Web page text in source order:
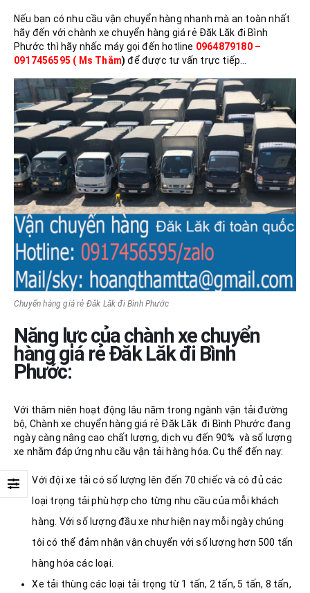
Nếu bạn có nhu cầu vận chuyển hàng nhanh mà an toàn nhất
hãy đến với chành xe chuyển hàng giá rẻ Đăk Lăk đi Bình
Phước thì hãy nhấc máy gọi đến hotline 0964879180 –
0917456595 ( Ms Thắm)để được tư vấn trực tiếp…
Chuyển hàng giá rẻ Đăk Lăk đi Bình Phước
Năng lực của chành xe chuyển
hàng giá rẻ Đăk Lăk đi Bình
Phước:
Với thâm niên hoạt động lâu năm trong ngành vận tải đường
bộ, Chành xe chuyển hàng giá rẻ Đăk Lăk đi Bình Phước đang
ngày càng nâng cao chất lượng, dịch vụ đến 90% và số lượng
xe nhằm đáp ứng nhu cầu vận tải hàng hóa. Cụ thể đến nay:
Với đội xe tải có số lượng lên đến 70 chiếc và có đủ các
loại trọng tải phù hợp cho từng nhu cầu của mỗi khách
hàng. Với số lượng đầu xe như hiện nay mỗi ngày chúng
tôi có thể đảm nhận vận chuyển với số lượng hơn 500 tấn
hàng hóa các loại.
Xe tải thùng các loại tải trọng từ 1 tấn, 2 tấn, 5 tấn, 8 tấn,